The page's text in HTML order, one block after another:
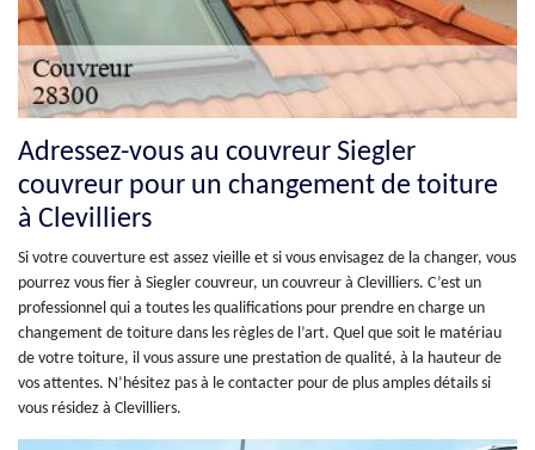
Adressez-vous au couvreur Siegler
couvreur pour un changement de toiture
à Clevilliers
Si votre couverture est assez vieille et si vous envisagez de la changer, vous
pourrez vous fier à Siegler couvreur, un couvreur à Clevilliers. C’est un
professionnel qui a toutes les qualifications pour prendre en charge un
changement de toiture dans les règles de l’art. Quel que soit le matériau
de votre toiture, il vous assure une prestation de qualité, à la hauteur de
vos attentes. N’hésitez pas à le contacter pour de plus amples détails si
vous résidez à Clevilliers.